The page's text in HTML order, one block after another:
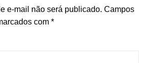
e-mail não será publicado. Campos
com *